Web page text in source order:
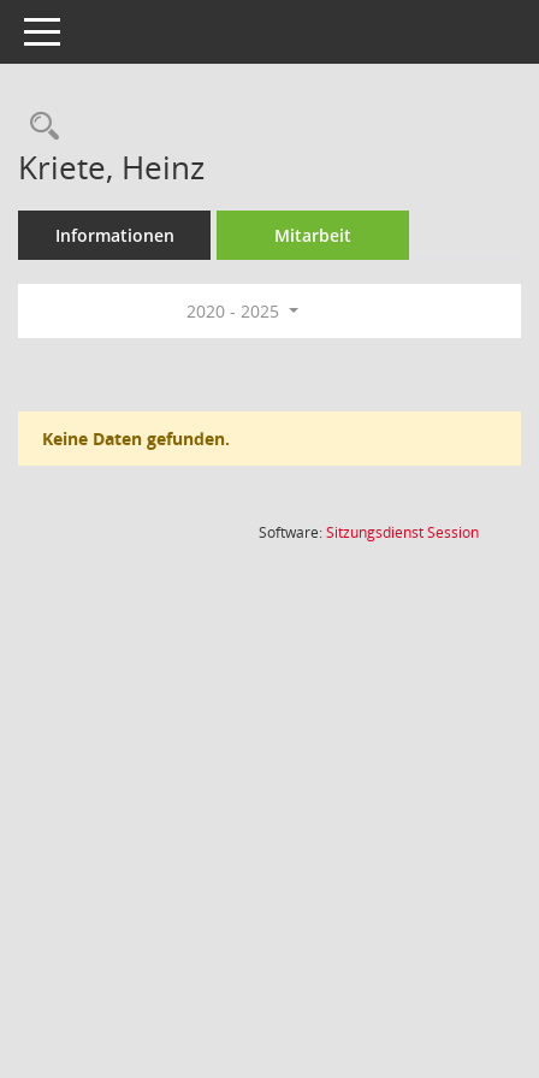
Toggle navigation
Rechercheauswahl
Kriete, Heinz
Informationen Mitarbeit
2020 - 2025
Keine Daten gefunden.
Software:SitzungsdienstSession(Wird in